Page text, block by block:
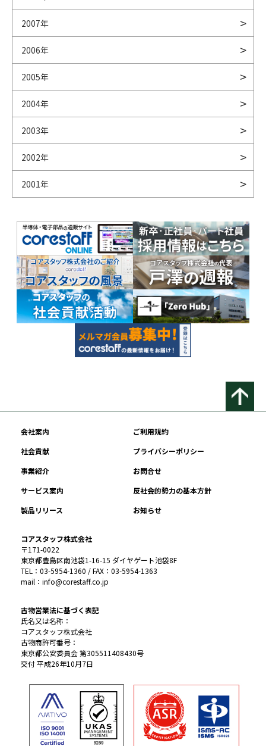
2007年
2006年
2005年
2004年
2003年
2002年
2001年
会社案内
ご利用規約
社会貢献
プライバシーポリシー
事業紹介
お問合せ
サービス案内
反社会的勢力の基本方針
製品リリース
お知らせ
コアスタッフ株式会社
〒171-0022
東京都豊島区南池袋1-16-15 ダイヤゲート池袋8F
TEL：03-5954-1360 / FAX：03-5954-1363
mail：info@corestaff.co.jp
古物営業法に基づく表記
氏名又は名称：
コアスタッフ株式会社
古物商許可番号：
東京都公安委員会 第305511408430号
交付 平成26年10月7日